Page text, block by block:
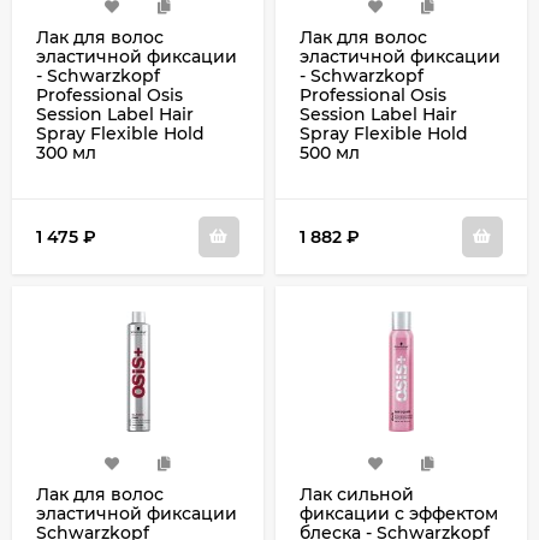
Лак для волос
эластичной фиксации
- Schwarzkopf
Professional Osis
Session Label Hair
Spray Flexible Hold
300 мл
1 475 ₽
Лак для волос
эластичной фиксации
- Schwarzkopf
Professional Osis
Session Label Hair
Spray Flexible Hold
500 мл
1 882 ₽
Лак для волос
эластичной фиксации
Schwarzkopf
Лак сильной
фиксации с эффектом
блеска - Schwarzkopf